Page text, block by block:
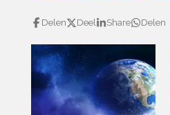
Delen Deel Share Delen